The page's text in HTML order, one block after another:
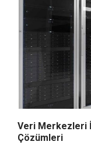
Veri Merkezleri
Çözümleri